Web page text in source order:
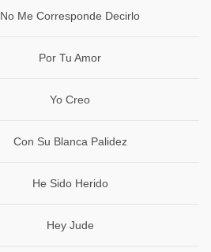
No Me Corresponde Decirlo
Por Tu Amor
Yo Creo
Con Su Blanca Palidez
He Sido Herido
Hey Jude